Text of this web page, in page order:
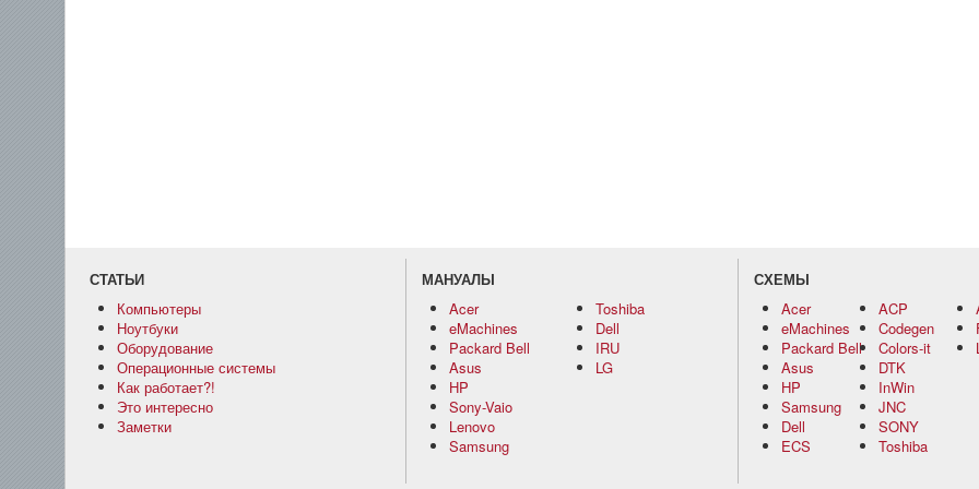
СТАТЬИ
Компьютеры
Ноутбуки
Оборудование
Операционные системы
Как работает?!
Это интересно
Заметки
МАНУАЛЫ
Acer
eMachines
Packard Bell
Asus
HP
Sony-Vaio
Lenovo
Samsung
Toshiba
Dell
IRU
LG
СХЕМЫ
Acer
eMachines
Packard Bell
Asus
HP
Samsung
Dell
ECS
ACP
Codegen
Colors-it
DTK
InWin
JNC
SONY
Toshiba